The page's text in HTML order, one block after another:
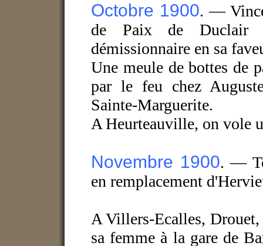
Octobre 1900. —
de Paix de Duclair
démissionnaire en sa
Une meule de bottes de
par le feu chez
Sainte-Marguerite.
A Heurteauville, on vole
Novembre 1900. —
en remplacement
A Villers-Ecalles,
sa femme à la gare de